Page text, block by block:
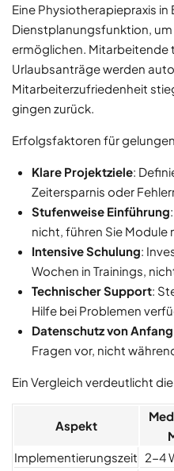
Eine Physiotherapiepraxis in
Dienstplanungsfunktion,
ermöglichen. Mitarbeitende
Urlaubsanträge werden
Mitarbeiterzufriedenheit
gingen zurück.
Erfolgsfaktoren für
Klare Projektziele:
Zeitersparnis oder
Stufenweise Einführung
nicht, führen Sie Module
Intensive Schulung:
Wochen in Trainings,
Technischer Support:
Hilfe bei Problemen
Datenschutz von
Fragen vor, nicht
Ein Vergleich verdeutlicht
Aspekt
Implementierungszeit 2-4